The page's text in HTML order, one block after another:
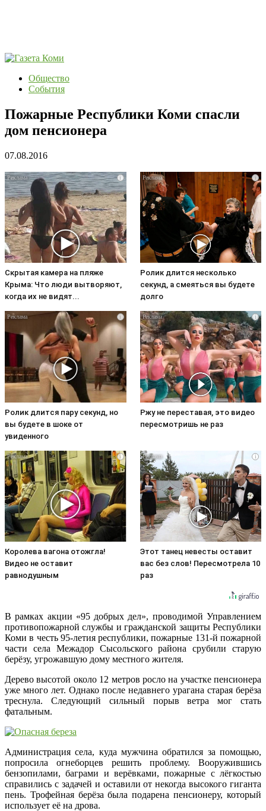
Общество
События
Пожарные Республики Коми спасли
дом пенсионера
07.08.2016
i
Скрытая камера на пляже
Крыма: Что люди вытворяют,
когда их не видят...
i
Ролик длится несколько
секунд, а смеяться вы будете
долго
i
Ролик длится пару секунд, но
вы будете в шоке от
увиденного
i
Ржу не переставая, это видео
пересмотришь не раз
i
Королева вагона отожгла!
Видео не оставит
равнодушным
i
Этот танец невесты оставит
вас без слов! Пересмотрела 10
раз
В рамках акции «95 добрых дел», проводимой Управлением
противопожарной службы и гражданской защиты Республики
Коми в честь 95-летия республики, пожарные 131-й пожарной
части села Межадор Сысольского района срубили старую
берёзу, угрожавшую дому местного жителя.
Дерево высотой около 12 метров росло на участке пенсионера
уже много лет. Однако после недавнего урагана старая берёза
треснула. Следующий сильный порыв ветра мог стать
фатальным.
Администрация села, куда мужчина обратился за помощью,
попросила огнеборцев решить проблему. Вооружившись
бензопилами, баграми и верёвками, пожарные с лёгкостью
справились с задачей и оставили от некогда высокого гиганта
пень. Трофейная берёза была подарена пенсионеру, который
использует её на дрова.